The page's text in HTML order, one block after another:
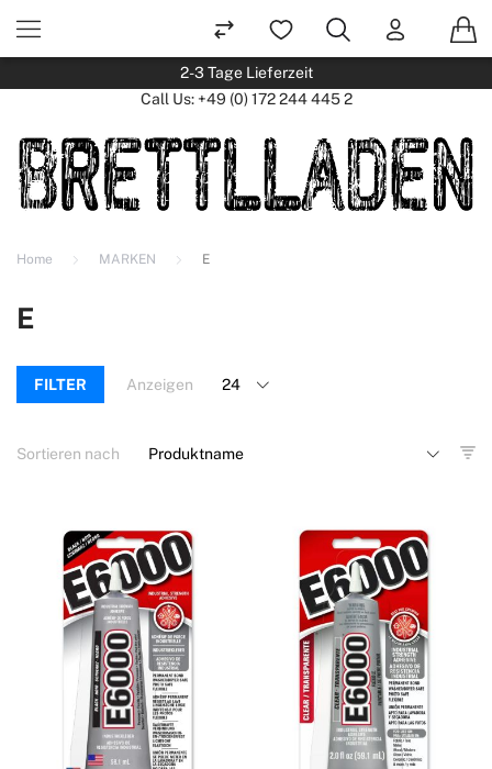
2-3 Tage Lieferzeit
Call Us: +49 (0) 172 244 445 2
Home MARKEN E
E
FILTER
Sortieren nach
Anzeigen